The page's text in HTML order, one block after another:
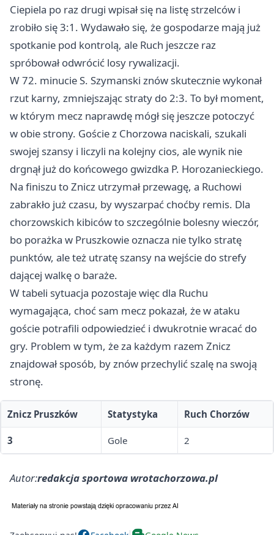
Ciepiela po raz drugi wpisał się na listę strzelców i
zrobiło się 3:1. Wydawało się, że gospodarze mają już
spotkanie pod kontrolą, ale Ruch jeszcze raz
spróbował odwrócić losy rywalizacji.
W 72. minucie S. Szymanski znów skutecznie wykonał
rzut karny, zmniejszając straty do 2:3. To był moment,
w którym mecz naprawdę mógł się jeszcze potoczyć
w obie strony. Goście z Chorzowa naciskali, szukali
swojej szansy i liczyli na kolejny cios, ale wynik nie
drgnął już do końcowego gwizdka P. Horozanieckiego.
Na finiszu to Znicz utrzymał przewagę, a Ruchowi
zabrakło już czasu, by wyszarpać choćby remis. Dla
chorzowskich kibiców to szczególnie bolesny wieczór,
bo porażka w Pruszkowie oznacza nie tylko stratę
punktów, ale też utratę szansy na wejście do strefy
dającej walkę o baraże.
W tabeli sytuacja pozostaje więc dla Ruchu
wymagająca, choć sam mecz pokazał, że w ataku
goście potrafili odpowiedzieć i dwukrotnie wracać do
gry. Problem w tym, że za każdym razem Znicz
znajdował sposób, by znów przechylić szalę na swoją
stronę.
Znicz Pruszków Statystyka Ruch Chorzów
3 Gole 2
Autor:redakcja sportowa wrotachorzowa.pl